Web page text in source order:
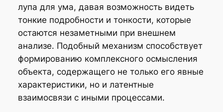
лупа для ума, давая возможность видеть
тонкие подробности и тонкости, которые
остаются незаметными при внешнем
анализе. Подобный механизм способствует
формированию комплексного осмысления
объекта, содержащего не только его явные
характеристики, но и латентные
взаимосвязи с иными процессами.